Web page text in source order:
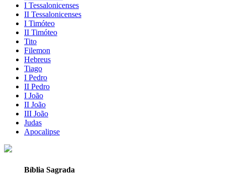
I Tessalonicenses
II Tessalonicenses
I Timóteo
II Timóteo
Tito
Filemon
Hebreus
Tiago
I Pedro
II Pedro
I João
II João
III João
Judas
Apocalipse
Bíblia Sagrada